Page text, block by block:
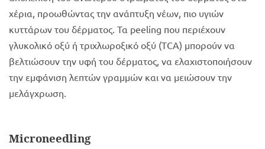
χέρια, προωθώντας την ανάπτυξη νέων, πιο υγιών
κυττάρων του δέρματος. Τα peeling που περιέχουν
γλυκολικό οξύ ή τριχλωροξικό οξύ (TCA) μπορούν να
βελτιώσουν την υφή του δέρματος, να ελαχιστοποιήσουν
την εμφάνιση λεπτών γραμμών και να μειώσουν την
μελάγχρωση.
Microneedling